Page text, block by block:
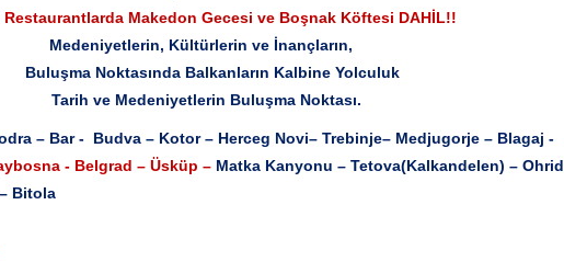
Restaurantlarda Makedon Gecesi ve Boşnak Köftesi DAHİL!!
Medeniyetlerin, Kültürlerin ve İnançların,
Balkanların Kalbine Yolculuk
Buluşma Noktası.
– Bar - Budva – Kotor – Herceg Novi– Trebinje– Medjugorje – Blagaj -
- Belgrad – Üsküp – Matka Kanyonu – Tetova(Kalkandelen) – Ohrid
Bitola